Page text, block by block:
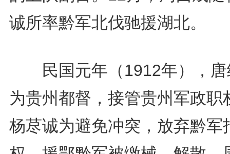
诚所率黔军北伐驰援湖北。
民国元年（1912年），唐
为贵州都督，接管贵州军政职
杨荩诚为避免冲突，放弃黔军